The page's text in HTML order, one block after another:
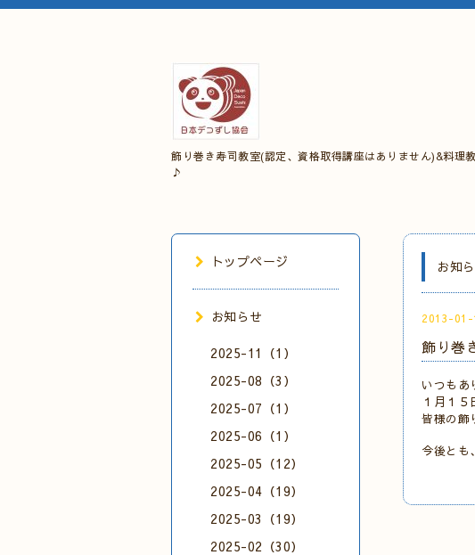
飾り巻き寿司教室(認定、資格取得講座はありません)&料
♪
お知
2013-01-
飾り巻
いつもあ
１月１
皆様の飾
今後と
トップページ
お知らせ
2025-11（1）
2025-08（3）
2025-07（1）
2025-06（1）
2025-05（12）
2025-04（19）
2025-03（19）
2025-02（30）